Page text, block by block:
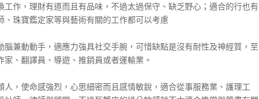
作，理財有道而且有品味，不過太過保守、缺乏野心；適合的行也有
珠寶鑑定家等與藝術有關的工作都可以考慮
腦兼動動手，適應力強具社交手腕，可惜缺點是沒有耐性及神經質，至
、翻譯員、導遊、推銷員或者運輸業。
，使命感強烈，心思細密而且感情敏銳，適合從事服務業、護理工